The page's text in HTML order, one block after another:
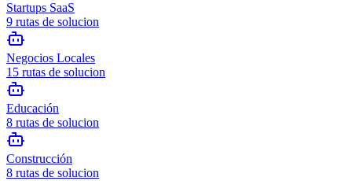
Startups SaaS
9 rutas de solucion
Negocios Locales
15 rutas de solucion
Educación
8 rutas de solucion
Construcción
8 rutas de solucion